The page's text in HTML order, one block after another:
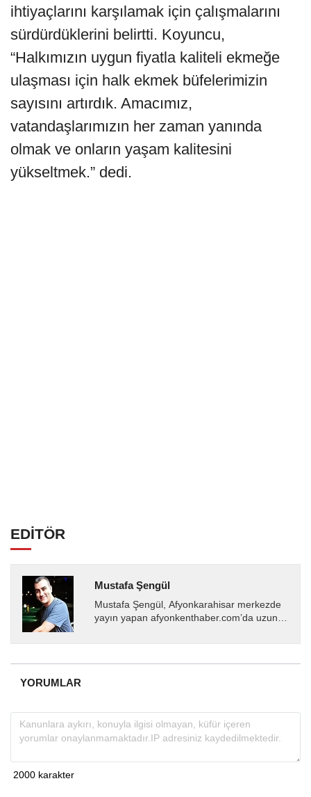
ihtiyaçlarını karşılamak için çalışmalarını
sürdürdüklerini belirtti. Koyuncu,
“Halkımızın uygun fiyatla kaliteli ekmeğe
ulaşması için halk ekmek büfelerimizin
sayısını artırdık. Amacımız,
vatandaşlarımızın her zaman yanında
olmak ve onların yaşam kalitesini
yükseltmek.” dedi.
EDİTÖR
Mustafa Şengül
Mustafa Şengül, Afyonkarahisar merkezde
yayın yapan afyonkenthaber.com’da uzun
almakta, haber akışı...
YORUMLAR